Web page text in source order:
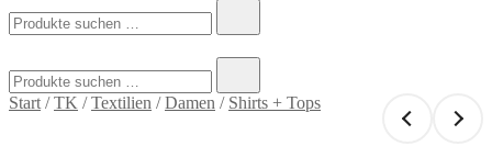
nach:
nach:
Start /TK /Textilien /Damen / Shirts + Tops